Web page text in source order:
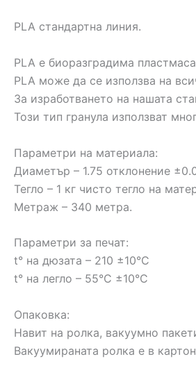
PLA стандартна линия.
PLA е биоразградима
PLA може да се използва на
За изработването на нашата
Този тип гранула използват
Параметри на материала:
Диаметър – 1.75 отклонение
Тегло – 1 кг чисто тегло на
Метраж – 340 метра.
Параметри за печат:
t° на дюзата – 210 ±10°C
t° на легло – 55°C ±10°C
Опаковка:
Навит на ролка, вакуумно
Вакуумирaната ролка е в